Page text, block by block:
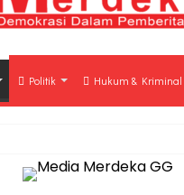
Politik Hukum & Kriminal
KM Mutiara Sentosa II